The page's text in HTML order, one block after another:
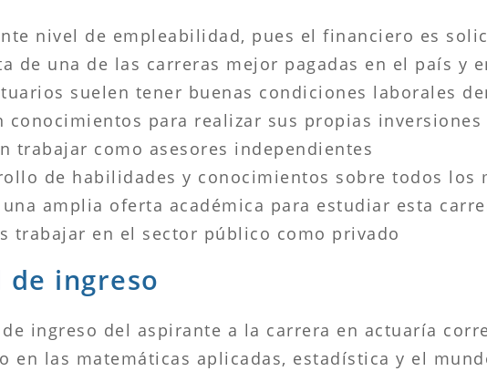
nivel de empleabilidad, pues el financiero es
de una de las carreras mejor pagadas en el país y
suelen tener buenas condiciones laborales
conocimientos para realizar sus propias
trabajar como asesores independientes
de habilidades y conocimientos sobre todos los
una amplia oferta académica para estudiar esta
trabajar en el sector público como privado
de ingreso
ingreso del aspirante a la carrera en actuaría
en las matemáticas aplicadas, estadística y el